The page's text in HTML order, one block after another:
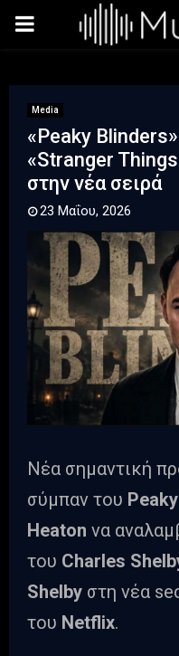
PRIMARY
Media
«Peaky
«Stranger
στην νέα σειρά
23 Μαΐου, 2026
Νέα σημαντική
σύμπαν του
Heaton να
του Charles
Shelby στη νέα
του Netflix.